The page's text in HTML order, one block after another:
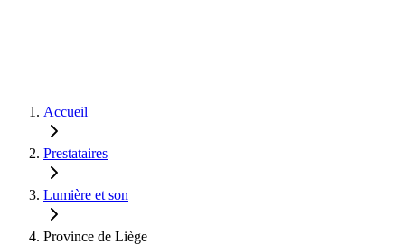
Accueil
Prestataires
Lumière et son
Province de Liège